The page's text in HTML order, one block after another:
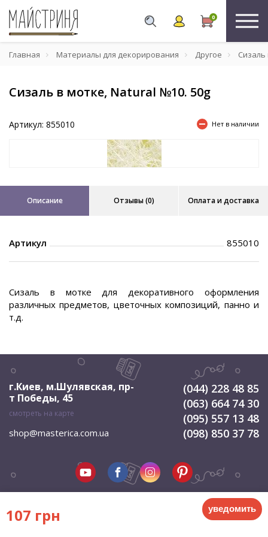
0
Главная Материалы для декорирования Другое
Сизаль в мотке, Natural №10. 50g
Артикул: 855010 Нет в наличии
Описание Отзывы (0) Оплата и доставка
Артикул 855010
Сизаль в мотке для декоративного оформления
различных предметов, цветочных композиций, панно и
т.д.
107 грн уведомить
г.Киев, м.Шулявская, пр-
т Победы, 45
смотреть на карте
shop@masterica.com.ua
(044) 228 48 85
(063) 664 74 30
(095) 557 13 48
(098) 850 37 78